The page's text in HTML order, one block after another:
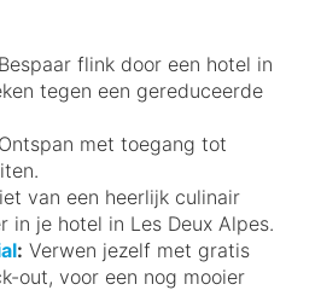
Bespaar flink door een hotel in
tegen een gereduceerde
Ontspan met toegang tot
van een heerlijk culinair
in je hotel in Les Deux Alpes.
: Verwen jezelf met gratis
out, voor een nog mooier